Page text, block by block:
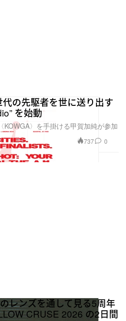
の先駆者を世に送り出す
を始動
KOWGA〉を手掛ける甲賀加純が参加
737 0
レンズを通して見る5周年
CRUSE 2026 の2日間